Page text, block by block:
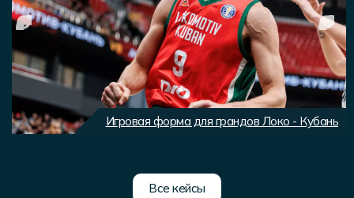
Игровая форма для грандов Локо - Кубань
Все кейсы